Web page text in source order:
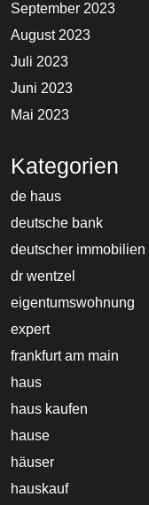
September 2023
August 2023
Juli 2023
Juni 2023
Mai 2023
Kategorien
de haus
deutsche bank
deutscher immobilien
dr wentzel
eigentumswohnung
expert
frankfurt am main
haus
haus kaufen
hause
häuser
hauskauf